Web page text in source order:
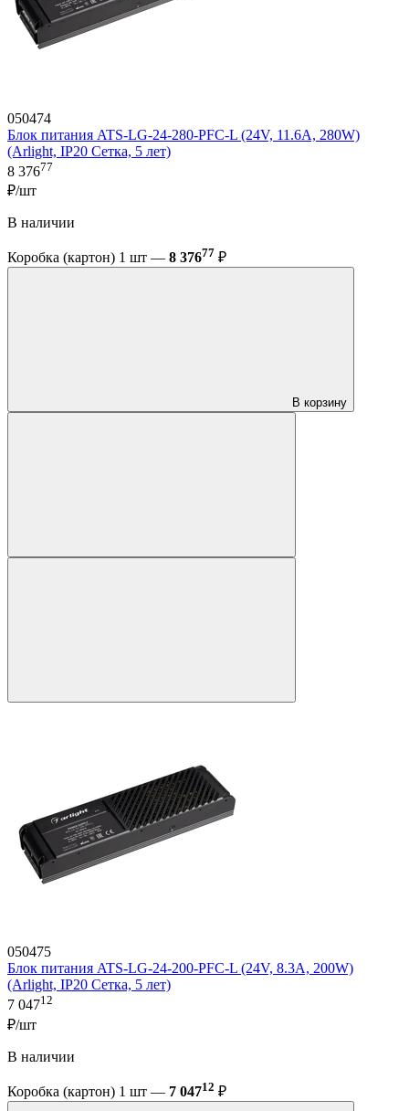
050474
Блок питания ATS-LG-24-280-PFC-L (24V, 11.6A, 280W)
(Arlight, IP20 Сетка, 5 лет)
8 37677
₽/шт
В наличии
Коробка (картон) 1 шт — 8 37677 ₽
В корзину
050475
Блок питания ATS-LG-24-200-PFC-L (24V, 8.3A, 200W)
(Arlight, IP20 Сетка, 5 лет)
7 04712
₽/шт
В наличии
Коробка (картон) 1 шт — 7 04712 ₽